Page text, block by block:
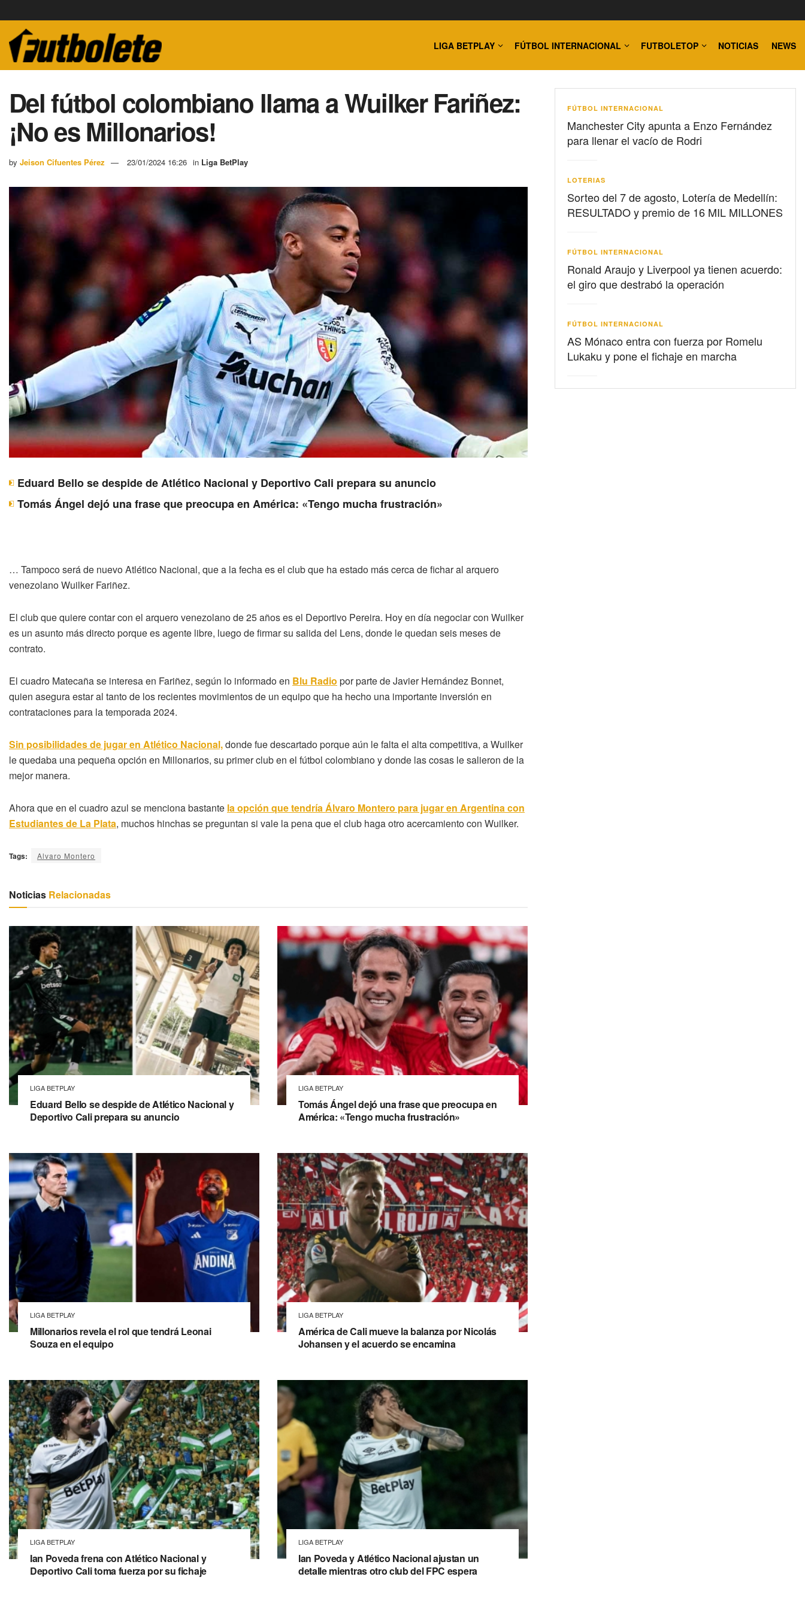
LIGA BETPLAY FÚTBOL INTERNACIONAL FUTBOLETOP NOTICIAS NEWS
Del fútbol colombiano llama a Wuilker Fariñez:
¡No es Millonarios!
by Jeison Cifuentes Pérez 23/01/2024 16:26 in Liga BetPlay
Eduard Bello se despide de Atlético Nacional y Deportivo Cali prepara su anuncio
Tomás Ángel dejó una frase que preocupa en América: «Tengo mucha frustración»
… Tampoco será de nuevo Atlético Nacional, que a la fecha es el club que ha estado más cerca de fichar al arquero
venezolano Wuilker Fariñez.
El club que quiere contar con el arquero venezolano de 25 años es el Deportivo Pereira. Hoy en día negociar con Wuilker
es un asunto más directo porque es agente libre, luego de firmar su salida del Lens, donde le quedan seis meses de
contrato.
El cuadro Matecaña se interesa en Fariñez, según lo informado en Blu Radio por parte de Javier Hernández Bonnet,
quien asegura estar al tanto de los recientes movimientos de un equipo que ha hecho una importante inversión en
contrataciones para la temporada 2024.
Sin posibilidades de jugar en Atlético Nacional,donde fue descartado porque aún le falta el alta competitiva, a Wuilker
le quedaba una pequeña opción en Millonarios, su primer club en el fútbol colombiano y donde las cosas le salieron de la
mejor manera.
Ahora que en el cuadro azul se menciona bastante la opción que tendría Álvaro Montero para jugar en Argentina con
Estudiantes de La Plata, muchos hinchas se preguntan si vale la pena que el club haga otro acercamiento con Wuilker.
Tags: Alvaro Montero
Noticias Relacionadas
LIGA BETPLAY
Eduard Bello se despide de Atlético Nacional y
Deportivo Cali prepara su anuncio
LIGA BETPLAY
Tomás Ángel dejó una frase que preocupa en
América: «Tengo mucha frustración»
LIGA BETPLAY
Millonarios revela el rol que tendrá Leonai
Souza en el equipo
LIGA BETPLAY
América de Cali mueve la balanza por Nicolás
Johansen y el acuerdo se encamina
LIGA BETPLAY
Ian Poveda frena con Atlético Nacional y
Deportivo Cali toma fuerza por su fichaje
LIGA BETPLAY
Ian Poveda y Atlético Nacional ajustan un
detalle mientras otro club del FPC espera
FÚTBOL INTERNACIONAL
Manchester City apunta a Enzo Fernández
para llenar el vacío de Rodri
LOTERIAS
Sorteo del 7 de agosto, Lotería de Medellín:
RESULTADO y premio de 16 MIL MILLONES
FÚTBOL INTERNACIONAL
Ronald Araujo y Liverpool ya tienen acuerdo:
el giro que destrabó la operación
FÚTBOL INTERNACIONAL
AS Mónaco entra con fuerza por Romelu
Lukaku y pone el fichaje en marcha